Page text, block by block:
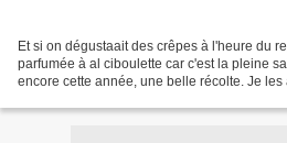
Et si on dégustaait des crêpes à l'heure du
parfumée à al ciboulette car c'est la pleine
encore cette année, une belle récolte. Je les